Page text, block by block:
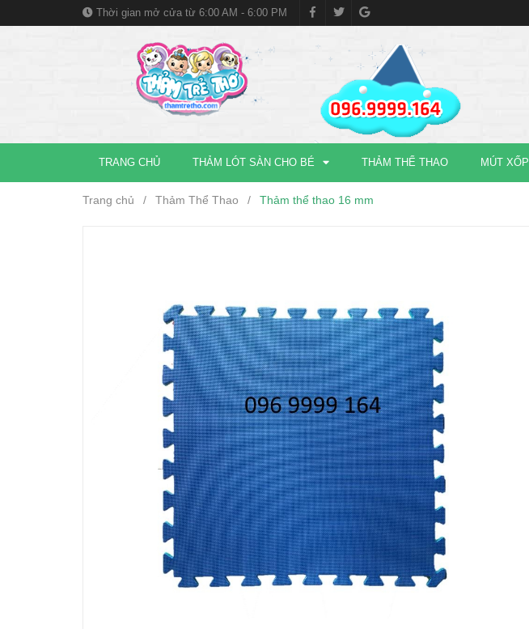
Thời gian mở cửa từ 6:00 AM - 6:00 PM
TRANG CHỦ THẢM LÓT SÀN CHO BÉ THẢM THỂ THAO MÚT XỐP
Trang chủ / Thảm Thể Thao / Thảm thể thao 16 mm